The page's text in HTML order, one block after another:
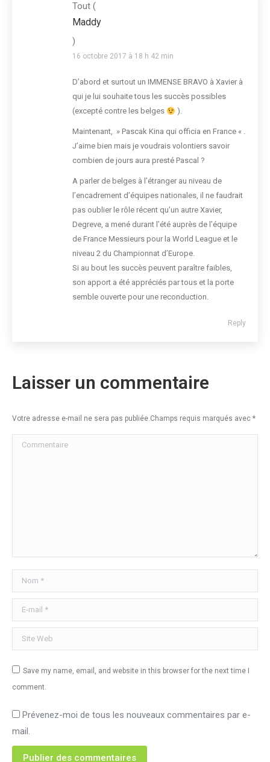
Tout (
Maddy
)
16 octobre 2017 à 18 h 42 min
D’abord et surtout un IMMENSE BRAVO à Xavier à
qui je lui souhaite tous les succès possibles
(excepté contre les belges
).
Maintenant, » Pascak Kina qui officia en France « .
J’aime bien mais je voudrais volontiers savoir
combien de jours aura presté Pascal ?
A parler de belges à l’étranger au niveau de
l’encadrement d’équipes nationales, il ne faudrait
pas oublier le rôle récent qu’un autre Xavier,
Degreve, a mené durant l’été auprès de l’équipe
de France Messieurs pour la World League et le
niveau 2 du Championnat d’Europe.
Si au bout les succès peuvent paraître faibles,
son apport a été appréciés par tous et la porte
semble ouverte pour une reconduction.
Reply
Laisser un commentaire
Votre adresse e-mail ne sera pas publiée Champs requis marqués avec *
Commentaire
Nom *
E-mail *
Site Web
Save my name, email, and website in this browser for the next time I
comment.
Prévenez-moi de tous les nouveaux commentaires par e-
mail.
Publier des commentaires